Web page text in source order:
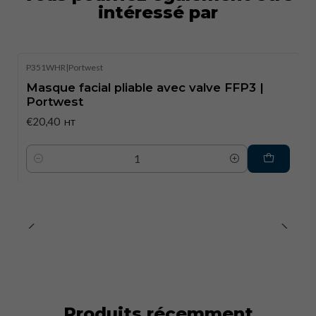
intéressé par
P351WHR |Portwest
Masque facial pliable avec valve FFP3 |
Portwest
€20,40 HT
Quantité